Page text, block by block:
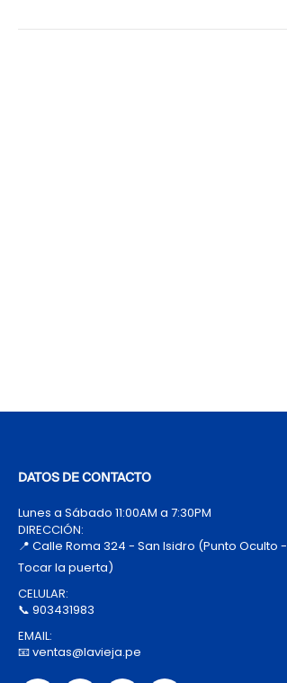
DATOS DE CONTACTO
Lunes a Sábado 11:00AM a 7:30PM
DIRECCIÓN:
📍 Calle Roma 324 - San Isidro (Punto Oculto -
Tocar la puerta)
CELULAR:
📞 903431983
EMAIL:
📧 ventas@lavieja.pe